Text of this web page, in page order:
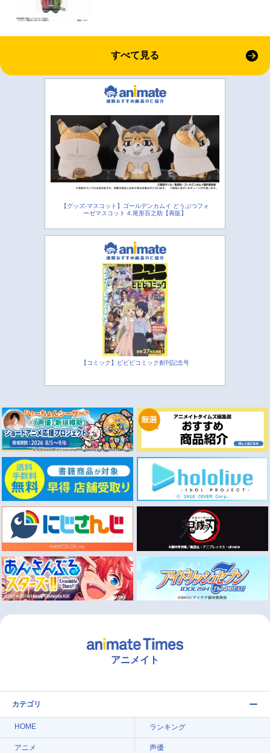
すべて見る
【グッズ-マスコット】ゴールデンカムイ どうぶつフォ
ーゼマスコット 4.尾形百之助【再販】
【コミック】ビビビコミック創刊記念号
アニメイト
カテゴリ
HOME ランキング
アニメ 声優